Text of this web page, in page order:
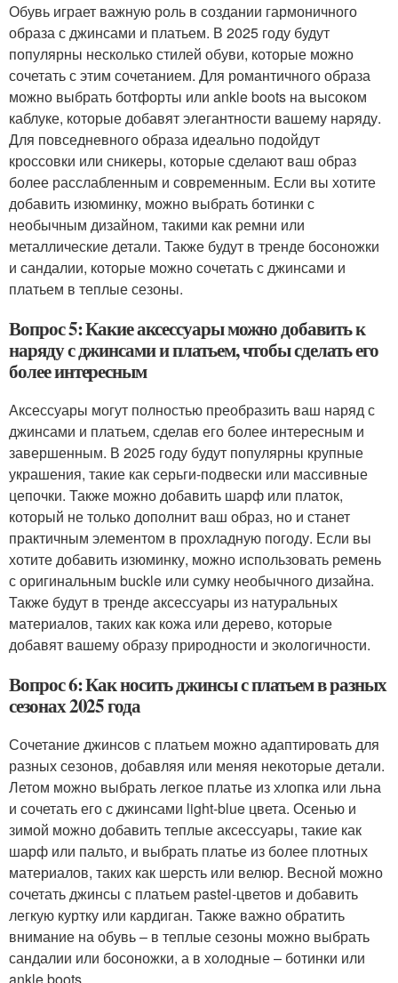
Обувь играет важную роль в создании гармоничного
образа с джинсами и платьем. В 2025 году будут
популярны несколько стилей обуви, которые можно
сочетать с этим сочетанием. Для романтичного образа
можно выбрать ботфорты или ankle boots на высоком
каблуке, которые добавят элегантности вашему наряду.
Для повседневного образа идеально подойдут
кроссовки или сникеры, которые сделают ваш образ
более расслабленным и современным. Если вы хотите
добавить изюминку, можно выбрать ботинки с
необычным дизайном, такими как ремни или
металлические детали. Также будут в тренде босоножки
и сандалии, которые можно сочетать с джинсами и
платьем в теплые сезоны.
Вопрос 5: Какие аксессуары можно добавить к
наряду с джинсами и платьем, чтобы сделать его
более интересным
Аксессуары могут полностью преобразить ваш наряд с
джинсами и платьем, сделав его более интересным и
завершенным. В 2025 году будут популярны крупные
украшения, такие как серьги-подвески или массивные
цепочки. Также можно добавить шарф или платок,
который не только дополнит ваш образ, но и станет
практичным элементом в прохладную погоду. Если вы
хотите добавить изюминку, можно использовать ремень
с оригинальным buckle или сумку необычного дизайна.
Также будут в тренде аксессуары из натуральных
материалов, таких как кожа или дерево, которые
добавят вашему образу природности и экологичности.
Вопрос 6: Как носить джинсы с платьем в разных
сезонах 2025 года
Сочетание джинсов с платьем можно адаптировать для
разных сезонов, добавляя или меняя некоторые детали.
Летом можно выбрать легкое платье из хлопка или льна
и сочетать его с джинсами light-blue цвета. Осенью и
зимой можно добавить теплые аксессуары, такие как
шарф или пальто, и выбрать платье из более плотных
материалов, таких как шерсть или велюр. Весной можно
сочетать джинсы с платьем pastel-цветов и добавить
легкую куртку или кардиган. Также важно обратить
внимание на обувь – в теплые сезоны можно выбрать
сандалии или босоножки, а в холодные – ботинки или